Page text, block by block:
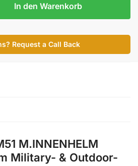
In den Warenkorb
Request a Call Back
M.INNENHELM
Military- & Outdoor-